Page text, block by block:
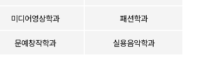
미디어영상학과 패션학과
문예창작학과 실용음악학과